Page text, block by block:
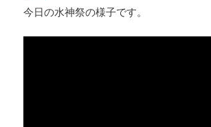
今日の水神祭の様子です。